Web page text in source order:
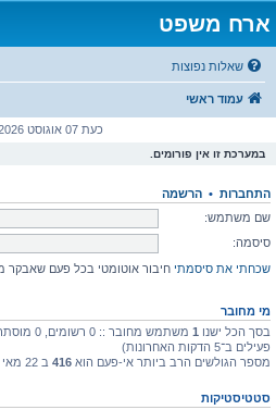
ארח משפט
שאלות נפוצות
עמוד ראשי
כעת 07 אוגוסט 2026, 07:43
במערכת זו אין פורומים.
התחברות • הרשמה
שם משתמש:
סיסמה:
שכחתי את סיסמתי חיבור אוטומטי בכל פעם
מי מחובר
בסך הכל ישנו 1
פעילים ב־5 הדקות האחרונות)
מספר הגולשים הרב ביותר אי-פעם הוא 416 ב 22 מאי 2026, 11:19
סטטיסטיקות